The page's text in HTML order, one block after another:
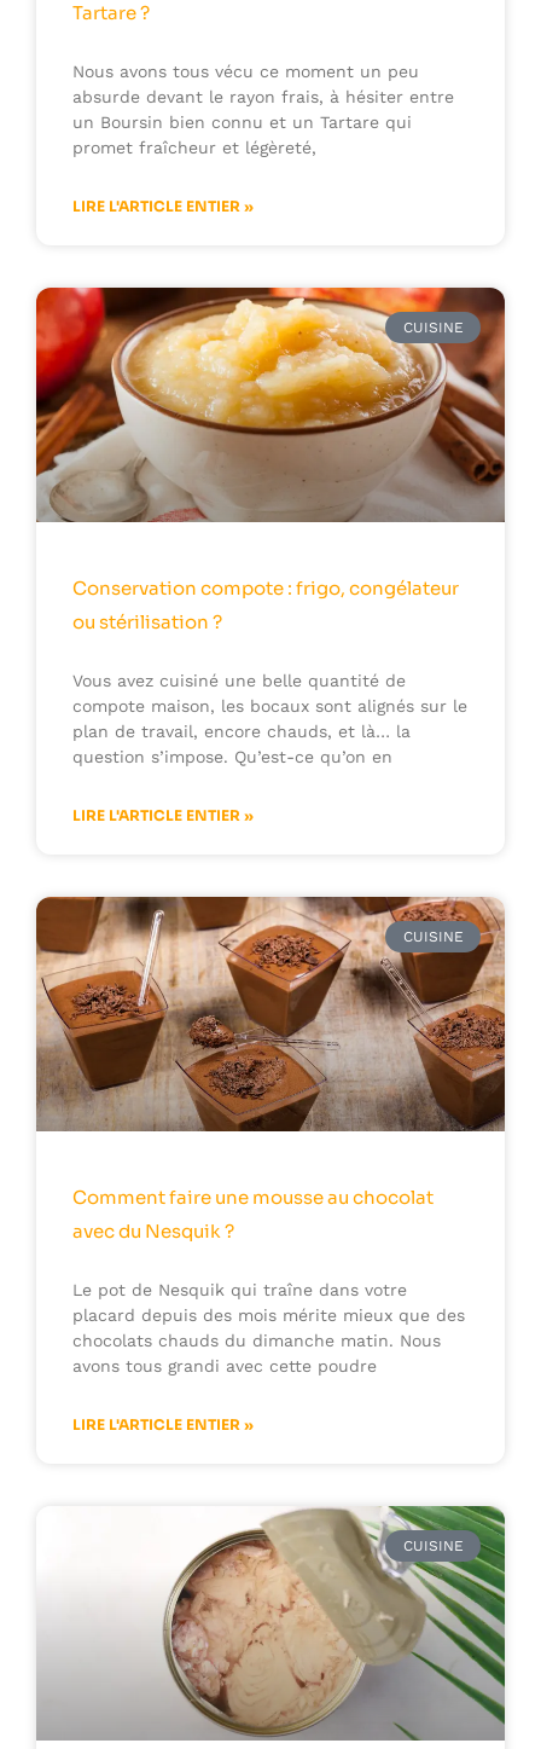
Tartare ?
Nous avons tous vécu ce moment un peu
absurde devant le rayon frais, à hésiter entre
un Boursin bien connu et un Tartare qui
promet fraîcheur et légèreté,
LIRE L'ARTICLE ENTIER »
CUISINE
Conservation compote : frigo, congélateur
ou stérilisation ?
Vous avez cuisiné une belle quantité de
compote maison, les bocaux sont alignés sur le
plan de travail, encore chauds, et là… la
question s’impose. Qu’est-ce qu’on en
LIRE L'ARTICLE ENTIER »
CUISINE
Comment faire une mousse au chocolat
avec du Nesquik ?
Le pot de Nesquik qui traîne dans votre
placard depuis des mois mérite mieux que des
chocolats chauds du dimanche matin. Nous
avons tous grandi avec cette poudre
LIRE L'ARTICLE ENTIER »
CUISINE